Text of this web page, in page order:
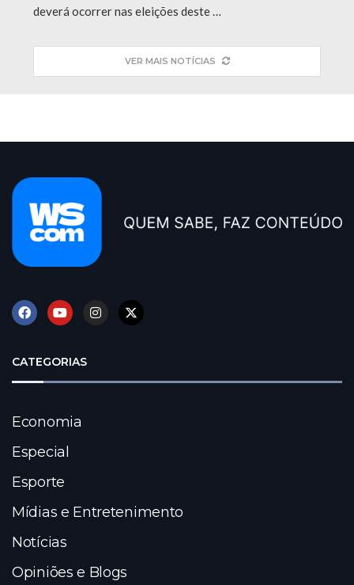
deverá ocorrer nas eleições deste …
VER MAIS NOTÍCIAS
CATEGORIAS
Economia
Especial
Esporte
Mídias e Entretenimento
Notícias
Opiniões e Blogs